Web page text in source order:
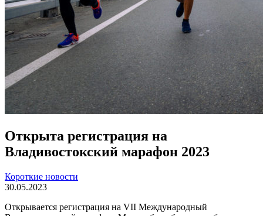
Открыта регистрация на
Владивостокский марафон 2023
Короткие новости
30.05.2023
Открывается регистрация на VII Международный